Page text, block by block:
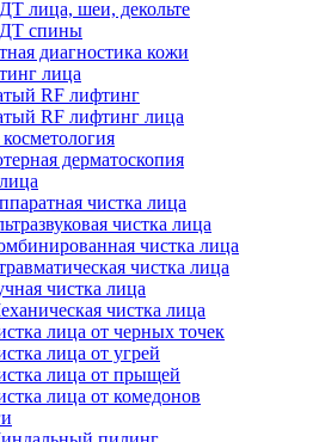
лица, шеи, декольте
спины
диагностика кожи
лица
RF лифтинг
RF лифтинг лица
дерматоскопия
чистка лица
чистка лица
чистка лица
чистка лица
чистка лица
чистка лица
лица от черных точек
лица от угрей
лица от прыщей
лица от комедонов